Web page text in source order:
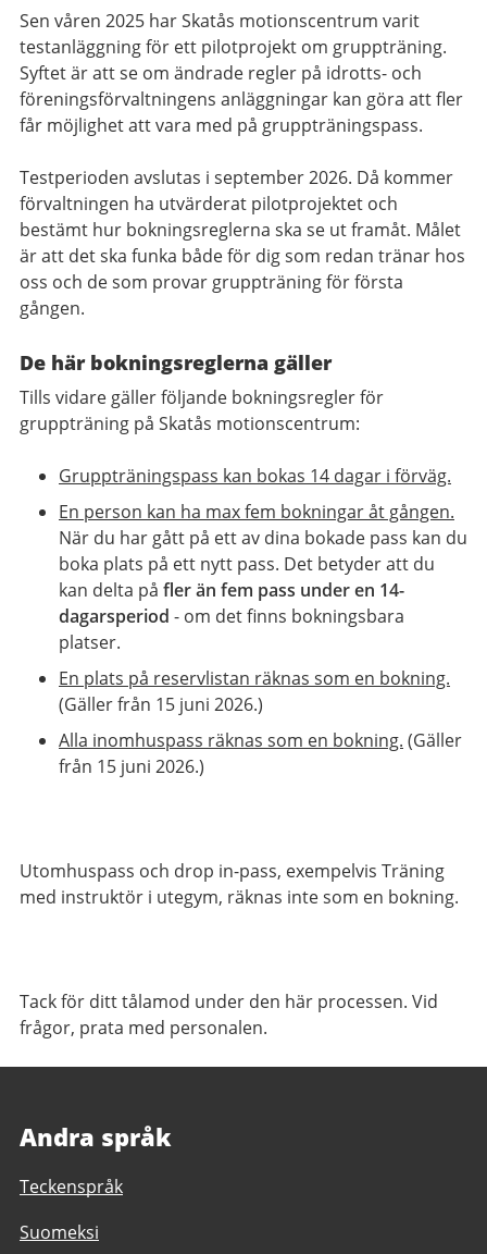
Sen våren 2025 har Skatås motionscentrum varit
testanläggning för ett pilotprojekt om gruppträning.
Syftet är att se om ändrade regler på idrotts- och
föreningsförvaltningens anläggningar kan göra att fler
får möjlighet att vara med på gruppträningspass.
Testperioden avslutas i september 2026. Då kommer
förvaltningen ha utvärderat pilotprojektet och
bestämt hur bokningsreglerna ska se ut framåt. Målet
är att det ska funka både för dig som redan tränar hos
oss och de som provar gruppträning för första
gången.
De här bokningsreglerna gäller
Tills vidare gäller följande bokningsregler för
gruppträning på Skatås motionscentrum:
Gruppträningspass kan bokas 14 dagar i förväg.
En person kan ha max fem bokningar åt gången.
När du har gått på ett av dina bokade pass kan du
boka plats på ett nytt pass. Det betyder att du
kan delta på fler än fem pass under en 14-
dagarsperiod - om det finns bokningsbara
platser.
En plats på reservlistan räknas som en bokning.
(Gäller från 15 juni 2026.)
Alla inomhuspass räknas som en bokning. (Gäller
från 15 juni 2026.)
Utomhuspass och drop in-pass, exempelvis Träning
med instruktör i utegym, räknas inte som en bokning.
Tack för ditt tålamod under den här processen. Vid
frågor, prata med personalen.
Andra språk
Teckenspråk
Suomeksi